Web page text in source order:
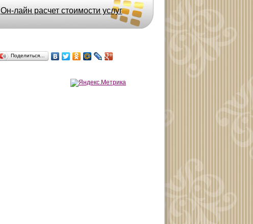
Он-лайн расчет стоимости услуг
Поделиться…